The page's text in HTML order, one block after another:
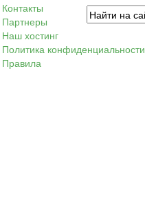
Контакты
Партнеры
Наш хостинг
Политика конфиденциальности
Правила